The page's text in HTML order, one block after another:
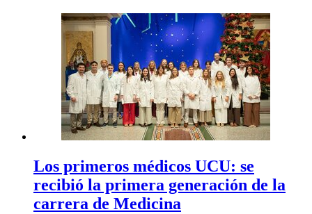
Los primeros médicos UCU: se
recibió la primera generación de la
carrera de Medicina